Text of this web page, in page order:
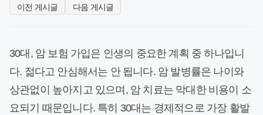
이전 게시글
다음 게시글
30대, 암 보험 가입은 인생의 중요한 계획 중 하나입니
다. 젊다고 안심해서는 안 됩니다. 암 발병률은 나이와
상관없이 높아지고 있으며, 암 치료는 막대한 비용이 소
요되기 때문입니다. 특히 30대는 경제적으로 가장 활발